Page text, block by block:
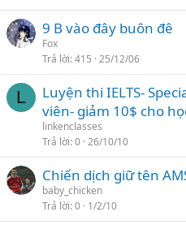
9 B vào đây buôn đê
Fox
Trả lời 415 25/12/06
L
Luyện thi IELTS-
viên- giảm 10$ cho
linkenclasses
Trả lời 0 26/10/10
Chiến dịch giữ tên
baby_chicken
Trả lời 0 1/2/10